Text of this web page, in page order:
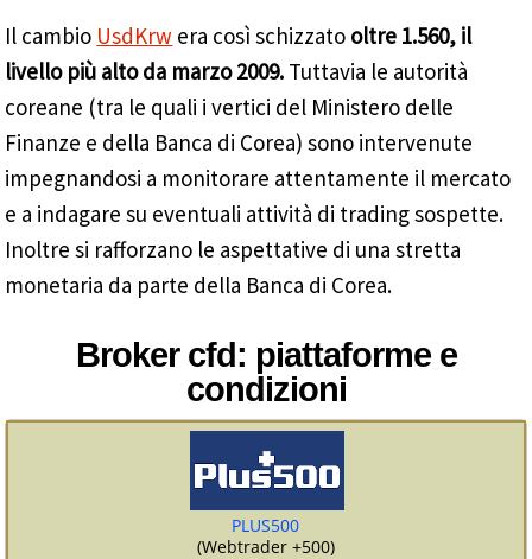
Il cambio UsdKrw era così schizzato oltre 1.560, il
livello più alto da marzo 2009. Tuttavia le autorità
coreane (tra le quali i vertici del Ministero delle
Finanze e della Banca di Corea) sono intervenute
impegnandosi a monitorare attentamente il mercato
e a indagare su eventuali attività di trading sospette.
Inoltre si rafforzano le aspettative di una stretta
monetaria da parte della Banca di Corea.
Broker cfd: piattaforme e
condizioni
PLUS500
(Webtrader +500)